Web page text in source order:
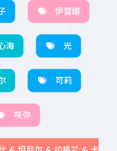
伊蕾娜
海 光
可莉
咲弥